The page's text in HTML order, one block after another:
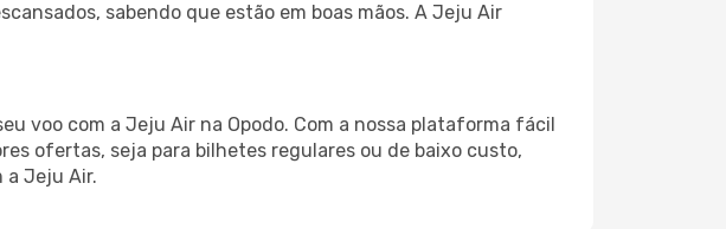
sabendo que estão em boas mãos. A Jeju Air
voo com a Jeju Air na Opodo. Com a nossa plataforma fácil
ofertas, seja para bilhetes regulares ou de baixo custo,
a Jeju Air.